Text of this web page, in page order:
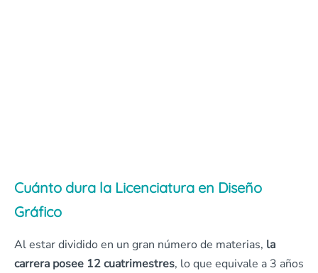
Cuánto dura la Licenciatura en Diseño
Gráfico
Al estar dividido en un gran número de materias, la
carrera posee 12 cuatrimestres, lo que equivale a 3 años